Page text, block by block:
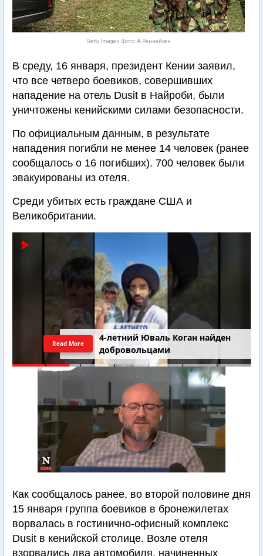
Getty Images. Фото: А.Реннейсен
В среду, 16 января, президент Кении заявил,
что все четверо боевиков, совершивших
нападение на отель Dusit в Найроби, были
уничтожены кенийскими силами безопасности.
По официальным данным, в результате
нападения погибли не менее 14 человек (ранее
сообщалось о 16 погибших). 700 человек были
эвакуированы из отеля.
Среди убитых есть граждане США и
Великобритании.
4-летний Юваль Коган найден
добровольцами
Read More
Как сообщалось ранее, во второй половине дня
15 января группа боевиков в бронежилетах
ворвалась в гостинично-офисный комплекс
Dusit в кенийской столице. Возле отеля
взорвались два автомобиля, начиненных